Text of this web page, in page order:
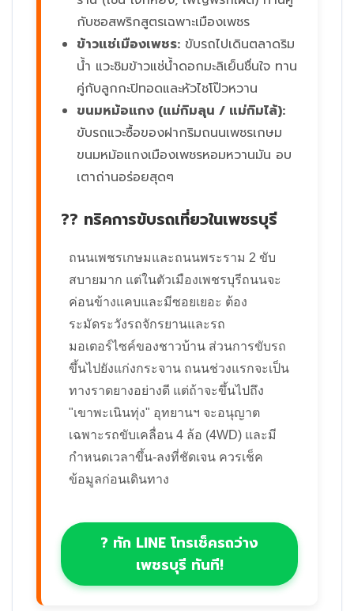
กับซอสพริกสูตรเฉพาะเมืองเพชร
ข้าวแช่เมืองเพชร: ขับรถไปเดินตลาดริม
น้ำ แวะชิมข้าวแช่น้ำดอกมะลิเย็นชื่นใจ ทาน
คู่กับลูกกะปิทอดและหัวไชโป๊วหวาน
ขนมหม้อแกง (แม่กิมลุน / แม่กิมไล้):
ขับรถแวะซื้อของฝากริมถนนเพชรเกษม
ขนมหม้อแกงเมืองเพชรหอมหวานมัน อบ
เตาถ่านอร่อยสุดๆ
?? ทริคการขับรถเที่ยวในเพชรบุรี
ถนนเพชรเกษมและถนนพระราม 2 ขับ
สบายมาก แต่ในตัวเมืองเพชรบุรีถนนจะ
ค่อนข้างแคบและมีซอยเยอะ ต้อง
ระมัดระวังรถจักรยานและรถ
มอเตอร์ไซค์ของชาวบ้าน ส่วนการขับรถ
ขึ้นไปยังแก่งกระจาน ถนนช่วงแรกจะเป็น
ทางราดยางอย่างดี แต่ถ้าจะขึ้นไปถึง
"เขาพะเนินทุ่ง" อุทยานฯ จะอนุญาต
เฉพาะรถขับเคลื่อน 4 ล้อ (4WD) และมี
กำหนดเวลาขึ้น-ลงที่ชัดเจน ควรเช็ค
ข้อมูลก่อนเดินทาง
? ทัก LINE โทรเช็ครถว่าง
เพชรบุรี ทันที!